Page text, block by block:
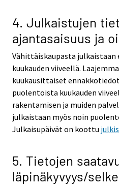
4. Julkaistujen
ajantasaisuus ja
Vähittäiskaupasta julkaistaan
kuukauden viiveellä.
kuukausittaiset
puolentoista kuukauden
rakentamisen ja muiden
julkaistaan myös noin
Julkaisupäivät on koottu
5. Tietojen
läpinäkyvyys/